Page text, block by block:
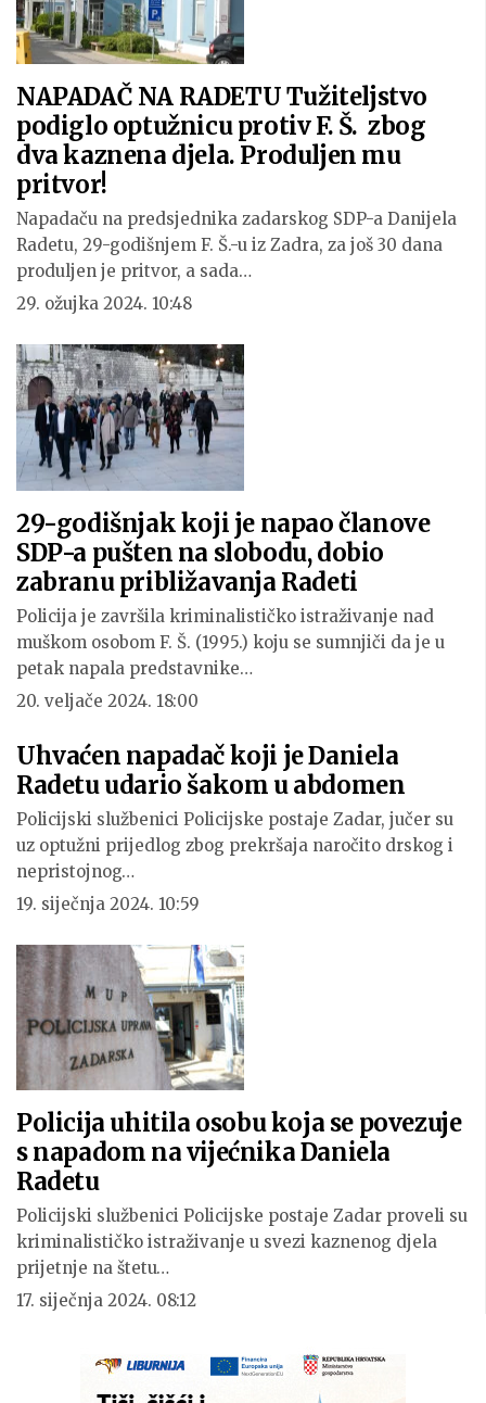
NAPADAČ NA RADETU Tužiteljstvo
podiglo optužnicu protiv F. Š. zbog
dva kaznena djela. Produljen mu
pritvor!
Napadaču na predsjednika zadarskog SDP-a Danijela
Radetu, 29-godišnjem F. Š.-u iz Zadra, za još 30 dana
produljen je pritvor, a sada…
29. ožujka 2024. 10:48
29-godišnjak koji je napao članove
SDP-a pušten na slobodu, dobio
zabranu približavanja Radeti
Policija je završila kriminalističko istraživanje nad
muškom osobom F. Š. (1995.) koju se sumnjiči da je u
petak napala predstavnike…
20. veljače 2024. 18:00
Uhvaćen napadač koji je Daniela
Radetu udario šakom u abdomen
Policijski službenici Policijske postaje Zadar, jučer su
uz optužni prijedlog zbog prekršaja naročito drskog i
nepristojnog…
19. siječnja 2024. 10:59
Policija uhitila osobu koja se povezuje
s napadom na vijećnika Daniela
Radetu
Policijski službenici Policijske postaje Zadar proveli su
kriminalističko istraživanje u svezi kaznenog djela
prijetnje na štetu…
17. siječnja 2024. 08:12